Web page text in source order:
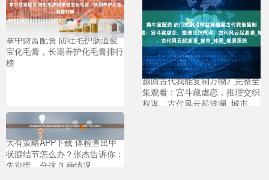
掌中财富配资 防吐毛护肠道俊
宝化毛膏，长期养护化毛膏排行
榜
擒牛宝配资 热门短剧《带盆穿
越回古代我能复制万物》完整全
集观看：宫斗藏虐恋，推理交织
权谋，古代风云起波澜_城市_
大有策略APP下载 体检查出甲
状腺结节怎么办？张杰告诉你：
先别慌，分这 3 种情况